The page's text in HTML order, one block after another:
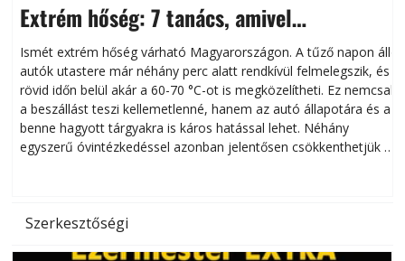
Extrém hőség: 7 tanács, amivel
megóvhatjuk autónkat a nyári károktól
Ismét extrém hőség várható Magyarországon. A tűző napon álló
autók utastere már néhány perc alatt rendkívül felmelegszik, és
rövid időn belül akár a 60-70 °C-ot is megközelítheti. Ez nemcsak
a beszállást teszi kellemetlenné, hanem az autó állapotára és a
benne hagyott tárgyakra is káros hatással lehet. Néhány
egyszerű óvintézkedéssel azonban jelentősen csökkenthetjük a
Szerkesztőségi